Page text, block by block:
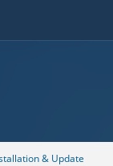
& Update